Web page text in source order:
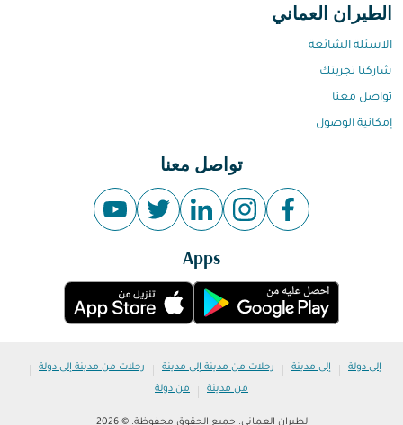
الطيران العماني
الاسئلة الشائعة
شاركنا تجربتك
تواصل معنا
إمكانية الوصول
تواصل معنا
Apps
إلى دولة | إلى مدينة | رحلات من مدينة إلى مدينة | رحلات من مدينة إلى دولة |
من مدينة | من دولة
الطيران العماني. جميع الحقوق محفوظة. © 2026